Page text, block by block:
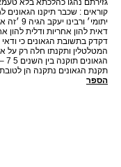
קוראים : שכבר תיקנו הגאונים
דאית להון אחריות ודלית להון
דקדק בתשובת הגאונים כי
המטלטלין ותקנתו חלה רק על
תקנת הגאונים נתקנה הן
הספר